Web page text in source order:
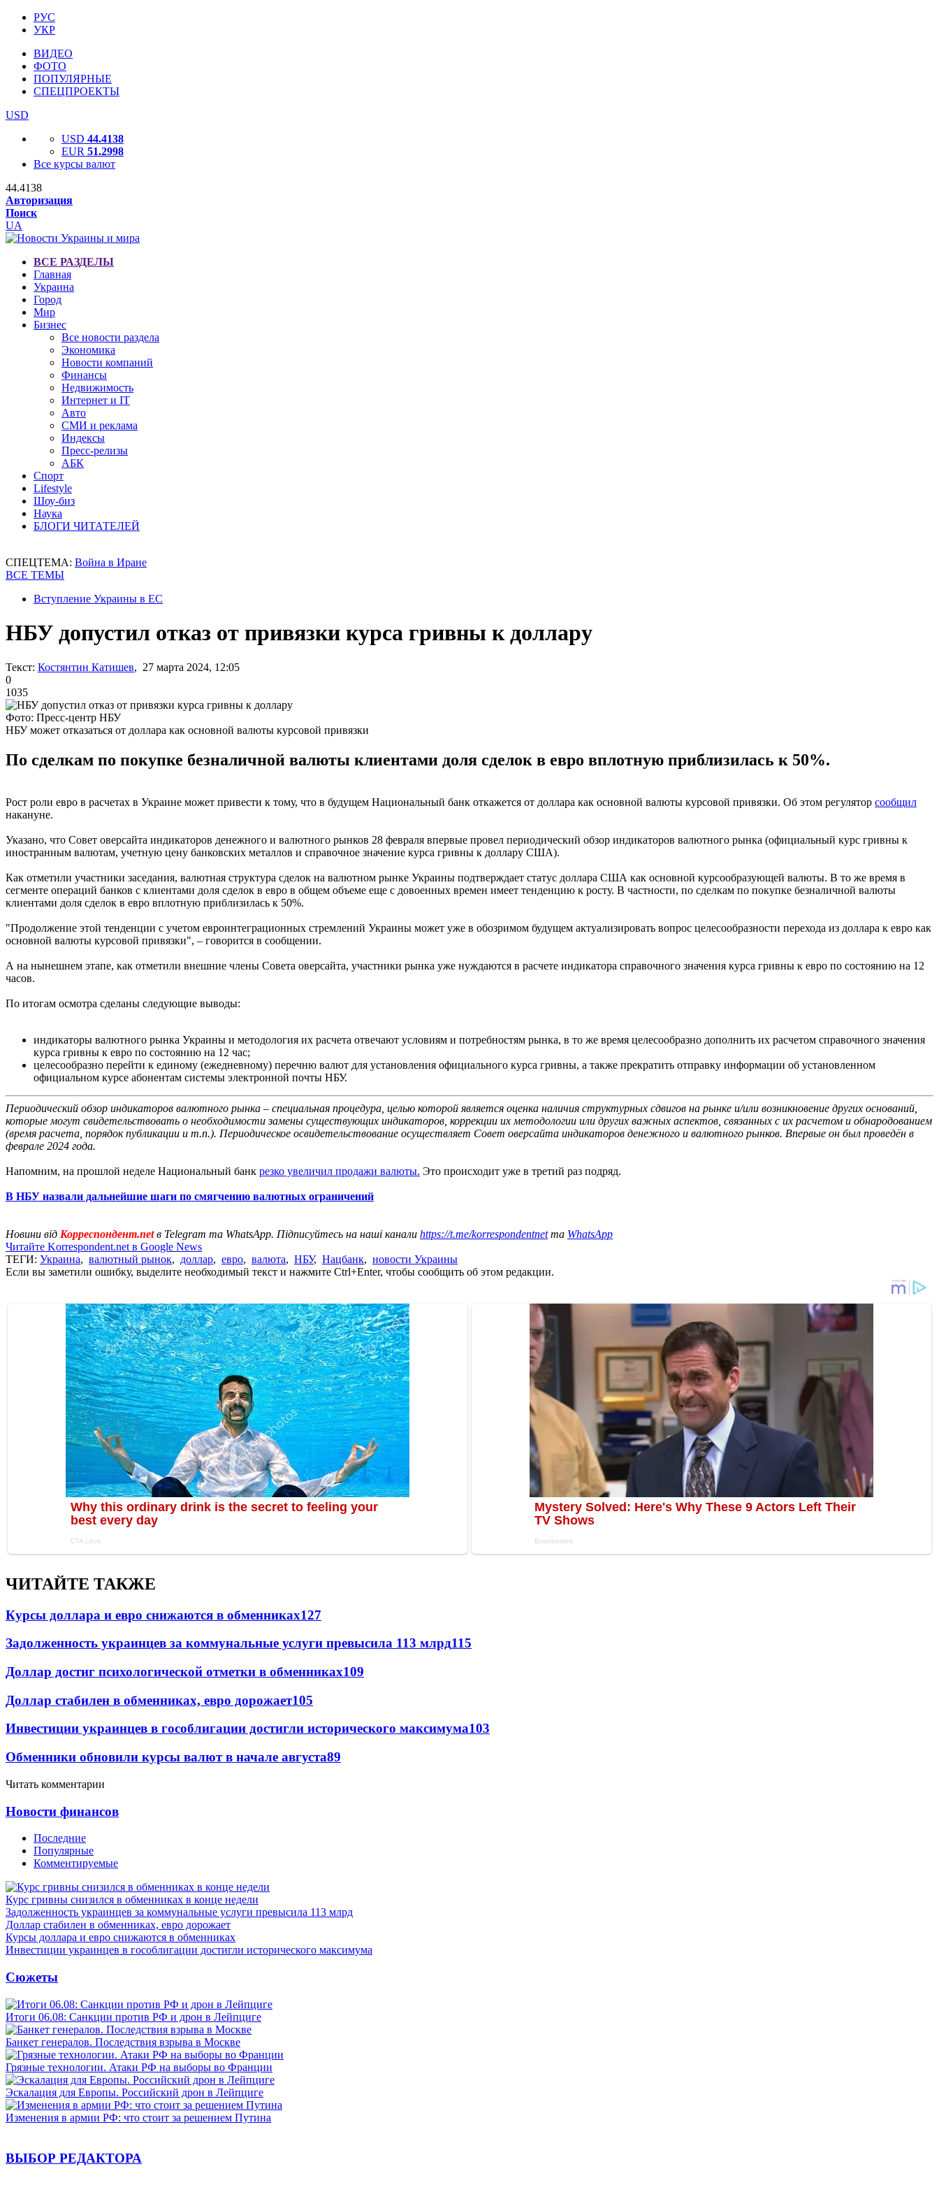
РУС
УКР
ВИДЕО
ФОТО
ПОПУЛЯРНЫЕ
СПЕЦПРОЕКТЫ
USD
USD 44.4138
EUR 51.2998
Все курсы валют
44.4138
Авторизация
Поиск
UA
ВСЕ РАЗДЕЛЫ
Главная
Украина
Город
Мир
Бизнес
Все новости раздела
Экономика
Новости компаний
Финансы
Недвижимость
Интернет и IT
Авто
СМИ и реклама
Индексы
Пресс-релизы
АБК
Спорт
Lifestyle
Шоу-биз
Наука
БЛОГИ ЧИТАТЕЛЕЙ
СПЕЦТЕМА: Война в Иране
ВСЕ ТЕМЫ
Вступление Украины в ЕС
НБУ допустил отказ от привязки курса гривны к доллару
Текст: Костянтин Катишев, 27 марта 2024, 12:05
0
1035
Фото: Пресс-центр НБУ
НБУ может отказаться от доллара как основной валюты курсовой привязки
По сделкам по покупке безналичной валюты клиентами доля сделок в евро вплотную приблизилась к 50%.
Рост роли евро в расчетах в Украине может привести к тому, что в будущем Национальный банк откажется от доллара как основной валюты курсовой привязки. Об этом регулятор сообщил
накануне.
Указано, что Совет оверсайта индикаторов денежного и валютного рынков 28 февраля впервые провел периодический обзор индикаторов валютного рынка (официальный курс гривны к
иностранным валютам, учетную цену банковских металлов и справочное значение курса гривны к доллару США).
Как отметили участники заседания, валютная структура сделок на валютном рынке Украины подтверждает статус доллара США как основной курсообразующей валюты. В то же время в
сегменте операций банков с клиентами доля сделок в евро в общем объеме еще с довоенных времен имеет тенденцию к росту. В частности, по сделкам по покупке безналичной валюты
клиентами доля сделок в евро вплотную приблизилась к 50%.
"Продолжение этой тенденции с учетом евроинтеграционных стремлений Украины может уже в обозримом будущем актуализировать вопрос целесообразности перехода из доллара к евро как
основной валюты курсовой привязки", – говорится в сообщении.
А на нынешнем этапе, как отметили внешние члены Совета оверсайта, участники рынка уже нуждаются в расчете индикатора справочного значения курса гривны к евро по состоянию на 12
часов.
По итогам осмотра сделаны следующие выводы:
индикаторы валютного рынка Украины и методология их расчета отвечают условиям и потребностям рынка, в то же время целесообразно дополнить их расчетом справочного значения
курса гривны к евро по состоянию на 12 час;
целесообразно перейти к единому (ежедневному) перечню валют для установления официального курса гривны, а также прекратить отправку информации об установленном
официальном курсе абонентам системы электронной почты НБУ.
Периодический обзор индикаторов валютного рынка – специальная процедура, целью которой является оценка наличия структурных сдвигов на рынке и/или возникновение других оснований,
которые могут свидетельствовать о необходимости замены существующих индикаторов, коррекции их методологии или других важных аспектов, связанных с их расчетом и обнародованием
(время расчета, порядок публикации и т.п.). Периодическое освидетельствование осуществляет Совет оверсайта индикаторов денежного и валютного рынков. Впервые он был проведён в
феврале 2024 года.
Напомним, на прошлой неделе Национальный банк резко увеличил продажи валюты. Это происходит уже в третий раз подряд.
В НБУ назвали дальнейшие шаги по смягчению валютных ограничений
Новини від Корреспондент.netв Telegram та WhatsApp. Підписуйтесь на наші канали https://t.me/korrespondentnetта WhatsApp
Читайте Korrespondent.net в Google News
ТЕГИ: Украина, валютный рынок, доллар, евро, валюта, НБУ, Нацбанк, новости Украины
Если вы заметили ошибку, выделите необходимый текст и нажмите Ctrl+Enter, чтобы сообщить об этом редакции.
ЧИТАЙТЕ ТАКЖЕ
Курсы доллара и евро снижаются в обменниках127
Задолженность украинцев за коммунальные услуги превысила 113 млрд115
Доллар достиг психологической отметки в обменниках109
Доллар стабилен в обменниках, евро дорожает105
Инвестиции украинцев в гособлигации достигли исторического максимума103
Обменники обновили курсы валют в начале августа89
Читать комментарии
Новости финансов
Последние
Популярные
Комментируемые
Курс гривны снизился в обменниках в конце недели
Задолженность украинцев за коммунальные услуги превысила 113 млрд
Доллар стабилен в обменниках, евро дорожает
Курсы доллара и евро снижаются в обменниках
Инвестиции украинцев в гособлигации достигли исторического максимума
Сюжеты
Итоги 06.08: Санкции против РФ и дрон в Лейпциге
Банкет генералов. Последствия взрыва в Москве
Грязные технологии. Атаки РФ на выборы во Франции
Эскалация для Европы. Российский дрон в Лейпциге
Изменения в армии РФ: что стоит за решением Путина
ВЫБОР РЕДАКТОРА